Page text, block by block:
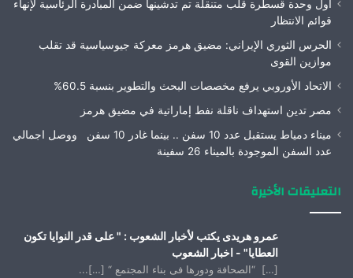
أول وحدة قسطرة قلب متنقلة تم تدشينها ضمن المبادرة الرئاسية لإنهاء
قوائم الانتظار
الحرس الثوري الإيراني: مضيق هرمز معركة جيوسياسية قد تقلب
موازين القوى
الاتحاد الأوروبي يرفع مخصصات البحث والتطوير بنسبة 60.5%
مصر تدين استهداف ناقلة نفط إماراتية في مضيق هرمز
ميناء دمياط يستقبل عدد 10 سفن .. بينما غادر 10 سفن ووصل اجمالي
عدد السفن الموجودة بالميناء 26 سفينة
التعليقات الأخيرة
عمرو هريدى يكتب لأخبار الشعوب : " على قدر النوايا تكون
العطايا" - اخبار الشعوب
[…] “الصحافة ودورها فى بناء المجتمع “ […]...